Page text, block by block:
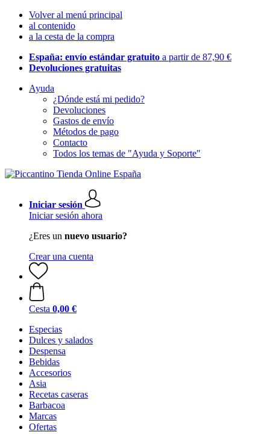
Volver al menú principal
al contenido
a la cesta de la compra
España: envío estándar gratuito a partir de 87,90 €
Devoluciones gratuitas
Ayuda
¿Dónde está mi pedido?
Devoluciones
Gastos de envío
Métodos de pago
Contacto
Todos los temas de "Ayuda y Soporte"
Iniciar sesión
Iniciar sesión ahora
¿Eres un nuevo usuario?
Crear una cuenta
Cesta 0,00 €
Especias
Dulces y salados
Despensa
Bebidas
Accesorios
Asia
Recetas caseras
Barbacoa
Marcas
Ofertas